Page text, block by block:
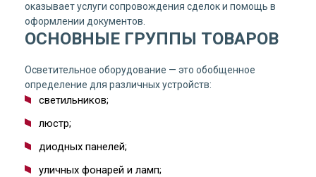
оказывает услуги сопровождения сделок и помощь в
оформлении документов.
ОСНОВНЫЕ ГРУППЫ ТОВАРОВ
Осветительное оборудование — это обобщенное
определение для различных устройств:
светильников;
люстр;
диодных панелей;
уличных фонарей и ламп;